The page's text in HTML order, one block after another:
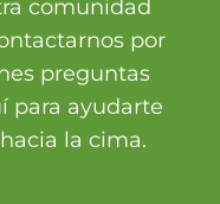
comunidad
por
preguntas
para ayudarte
la cima.